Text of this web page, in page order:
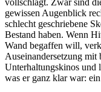
vollschlägt. Zwar sind
gewissen Augenblick
schlecht geschriebene
Bestand haben. Wenn
Wand begaffen will,
Auseinandersetzung mit
Unterhaltungskinos und
was er ganz klar war: